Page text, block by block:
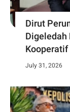
Dirut
Digeledah
Kooperatif
July 31, 2026